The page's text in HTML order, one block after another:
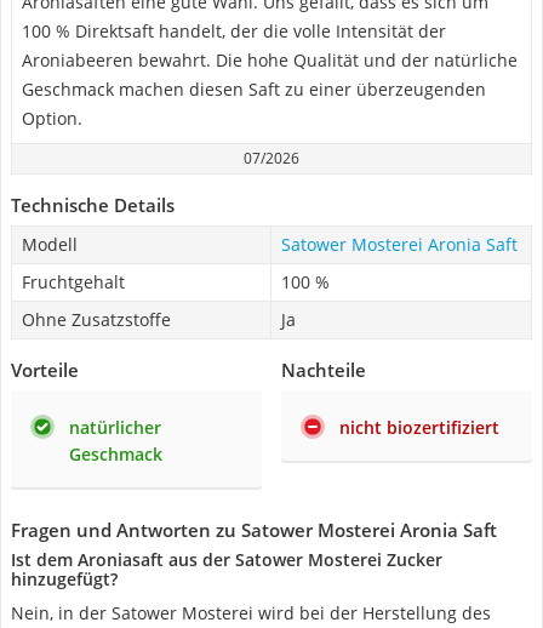
100 % Direktsaft handelt, der die volle Intensität der
Aroniabeeren bewahrt. Die hohe Qualität und der natürliche
Geschmack machen diesen Saft zu einer überzeugenden
Option.
07/2026
Technische Details
Modell
Satower Mosterei Aronia Saft
Fruchtgehalt
100 %
Ohne Zusatzstoffe
Ja
Vorteile
natürlicher
Geschmack
Nachteile
nicht biozertifiziert
Fragen und Antworten zu Satower Mosterei Aronia Saft
Ist dem Aroniasaft aus der Satower Mosterei Zucker
hinzugefügt?
Nein, in der Satower Mosterei wird bei der Herstellung des